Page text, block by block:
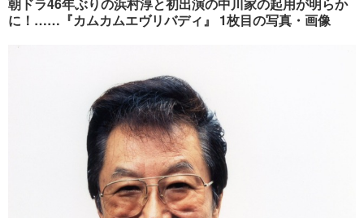
音楽 スポーツ
ペット ショッピング
プッシュ通知の停止方法
に！……『カムカムエヴリバディ』 1枚目の写真・画像